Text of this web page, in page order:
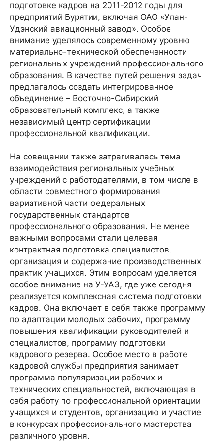
подготовке кадров на 2011-2012 годы для
предприятий Бурятии, включая ОАО «Улан-
Удэнский авиационный завод». Особое
внимание уделялось современному уровню
материально-технической обеспеченности
региональных учреждений профессионального
образования. В качестве путей решения задач
предлагалось создать интегрированное
объединение – Восточно-Сибирский
образовательный комплекс, а также
независимый центр сертификации
профессиональной квалификации.
На совещании также затрагивалась тема
взаимодействия региональных учебных
учреждений с работодателями, в том числе в
области совместного формирования
вариативной части федеральных
государственных стандартов
профессионального образования. Не менее
важными вопросами стали целевая
контрактная подготовка специалистов,
организация и содержание производственных
практик учащихся. Этим вопросам уделяется
особое внимание на У-УАЗ, где уже сегодня
реализуется комплексная система подготовки
кадров. Она включает в себя также программу
по адаптации молодых рабочих, программу
повышения квалификации руководителей и
специалистов, программу подготовки
кадрового резерва. Особое место в работе
кадровой службы предприятия занимает
программа популяризации рабочих и
технических специальностей, включающая в
себя работу по профессиональной ориентации
учащихся и студентов, организацию и участие
в конкурсах профессионального мастерства
различного уровня.